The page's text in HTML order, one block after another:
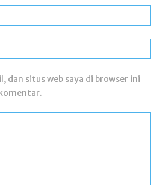
dan situs web saya di browser ini